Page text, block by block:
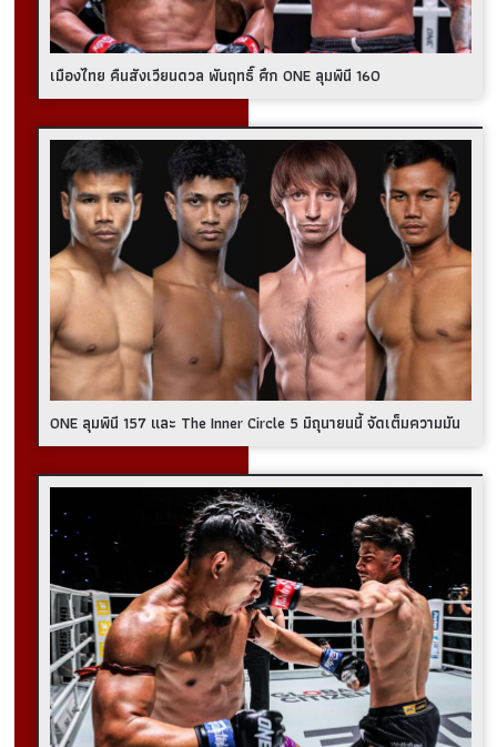
เมืองไทย คืนสังเวียนดวล พันฤทธิ์ ศึก ONE ลุมพินี 160
ONE ลุมพินี 157 และ The Inner Circle 5 มิถุนายนนี้ จัดเต็มความมัน